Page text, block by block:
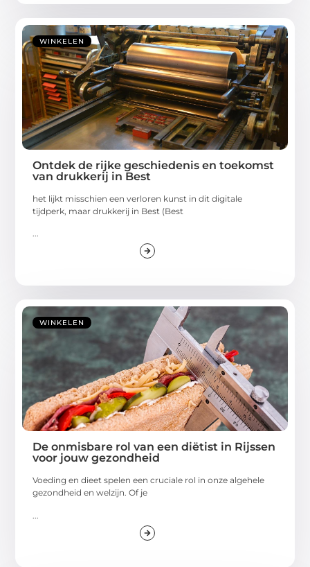
WINKELEN
Ontdek de rijke geschiedenis en toekomst
van drukkerij in Best
het lijkt misschien een verloren kunst in dit digitale
tijdperk, maar drukkerij in Best (Best
...
WINKELEN
De onmisbare rol van een diëtist in Rijssen
voor jouw gezondheid
Voeding en dieet spelen een cruciale rol in onze algehele
gezondheid en welzijn. Of je